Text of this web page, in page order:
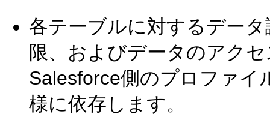
各テーブルに対するデー
限、およびデータのアク
Salesforce側のプロファイ
様に依存します。